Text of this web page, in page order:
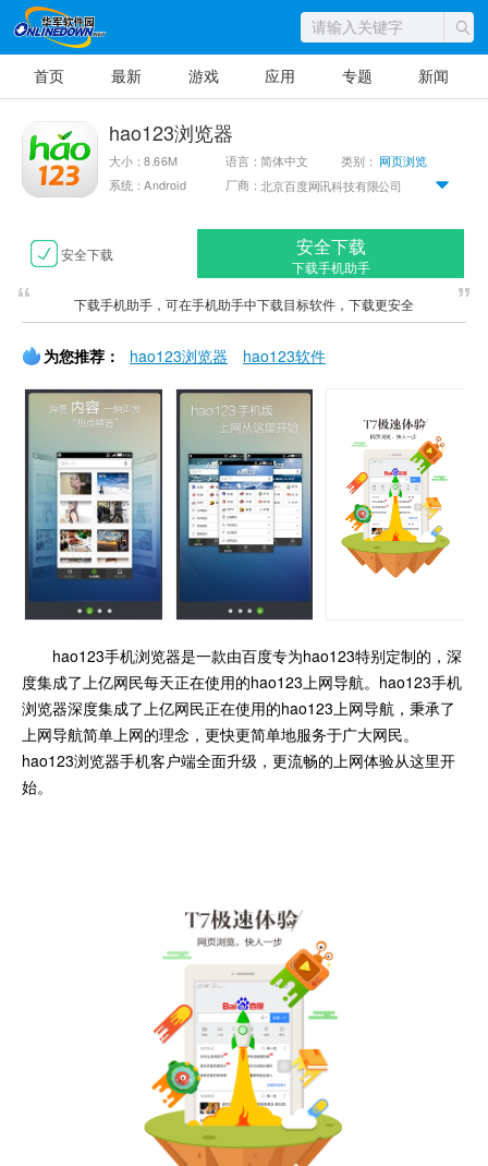
首页 最新 游戏 应用 专题 新闻
hao123浏览器
大小：8.66M 语言：简体中文 类别： 网页浏览
系统：Android
厂商：北京百度网讯科技有限公司
安全下载 安全下载
下载手机助手
下载手机助手，可在手机助手中下载目标软件，下载更安全
为您推荐： hao123浏览器 hao123软件
hao123手机浏览器是一款由百度专为hao123特别定制的，深
度集成了上亿网民每天正在使用的hao123上网导航。hao123手机
浏览器深度集成了上亿网民正在使用的hao123上网导航，秉承了
上网导航简单上网的理念，更快更简单地服务于广大网民。
hao123浏览器手机客户端全面升级，更流畅的上网体验从这里开
始。